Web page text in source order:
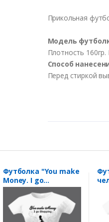
Прикольная
Модель
Плотность
Способ
Перед стиркой
Футболка "You make
Money. I go
Shopping"